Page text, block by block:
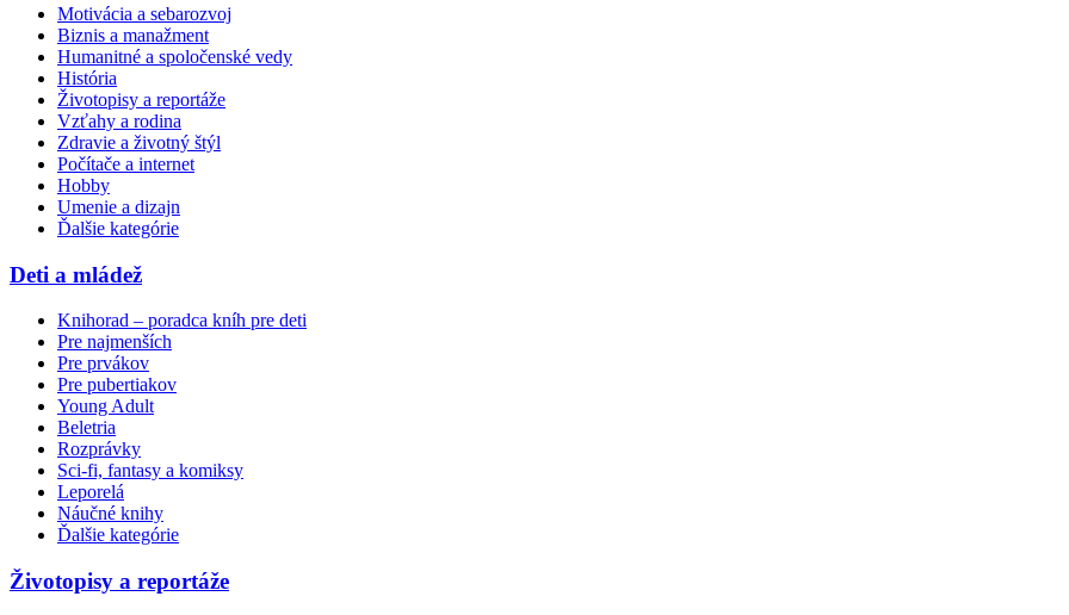
Motivácia a sebarozvoj
Biznis a manažment
Humanitné a spoločenské vedy
História
Životopisy a reportáže
Vzťahy a rodina
Zdravie a životný štýl
Počítače a internet
Hobby
Umenie a dizajn
Ďalšie kategórie
Deti a mládež
Knihorad – poradca kníh pre deti
Pre najmenších
Pre prvákov
Pre pubertiakov
Young Adult
Beletria
Rozprávky
Sci-fi, fantasy a komiksy
Leporelá
Náučné knihy
Ďalšie kategórie
Životopisy a reportáže